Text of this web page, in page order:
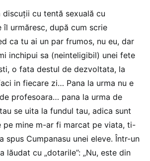
cu tentă sexuală cu
îl urmăresc, după cum scrie
ca tu ai un par frumos, nu eu, dar
inchipui sa (neinteligibil) unei fete
o fata destul de dezvoltata, la
in fiecare zi… Pana la urma nu e
profesoara… pana la urma de
se uita la fundul tau, adica sunt
pe mine m-ar fi marcat pe viata, ti-
spus Cumpanasu unei eleve. Într-un
lăudat cu „dotarile”: „Nu, este din